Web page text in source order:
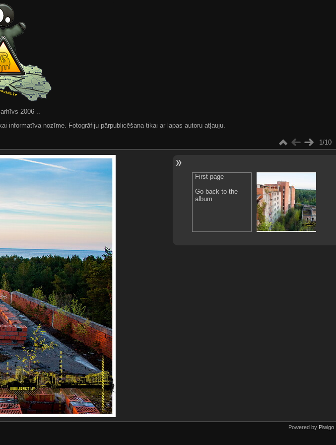
2006-..
informatīva nozīme. Fotogrāfiju pārpublicēšana tikai ar lapas autoru atļauju.
1/10
First page
Go back to the
album
Powered by Piwigo